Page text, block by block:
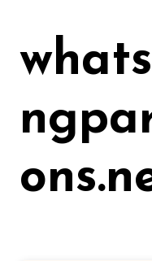
konten